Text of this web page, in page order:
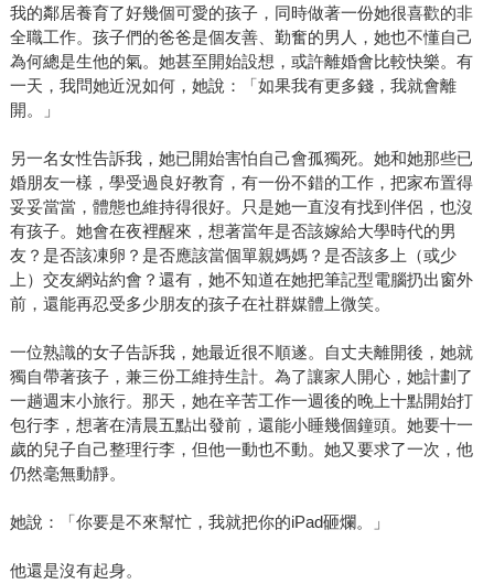
我的鄰居養育了好幾個可愛的孩子，同時做著一份她很喜歡的非
全職工作。孩子們的爸爸是個友善、勤奮的男人，她也不懂自己
為何總是生他的氣。她甚至開始設想，或許離婚會比較快樂。有
一天，我問她近況如何，她說：「如果我有更多錢，我就會離
開。」
另一名女性告訴我，她已開始害怕自己會孤獨死。她和她那些已
婚朋友一樣，學受過良好教育，有一份不錯的工作，把家布置得
妥妥當當，體態也維持得很好。只是她一直沒有找到伴侶，也沒
有孩子。她會在夜裡醒來，想著當年是否該嫁給大學時代的男
友？是否該凍卵？是否應該當個單親媽媽？是否該多上（或少
上）交友網站約會？還有，她不知道在她把筆記型電腦扔出窗外
前，還能再忍受多少朋友的孩子在社群媒體上微笑。
一位熟識的女子告訴我，她最近很不順遂。自丈夫離開後，她就
獨自帶著孩子，兼三份工維持生計。為了讓家人開心，她計劃了
一趟週末小旅行。那天，她在辛苦工作一週後的晚上十點開始打
包行李，想著在清晨五點出發前，還能小睡幾個鐘頭。她要十一
歲的兒子自己整理行李，但他一動也不動。她又要求了一次，他
仍然毫無動靜。
她說：「你要是不來幫忙，我就把你的iPad砸爛。」
他還是沒有起身。